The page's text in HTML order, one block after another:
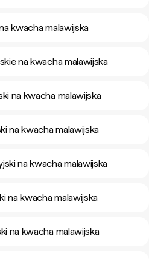
kwacha malawijska
na kwacha malawijska
na kwacha malawijska
na kwacha malawijska
na kwacha malawijska
na kwacha malawijska
na kwacha malawijska